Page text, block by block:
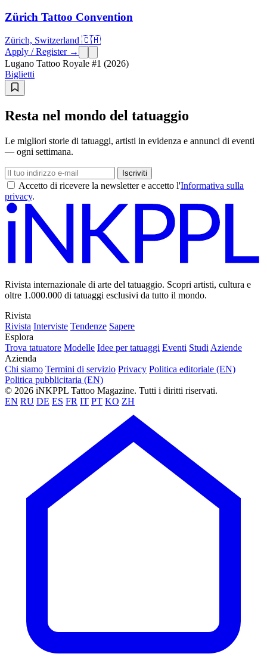
Zürich Tattoo Convention
Zürich, Switzerland 🇨🇭
Apply / Register →
Lugano Tattoo Royale #1 (2026)
Biglietti
Resta nel mondo del tatuaggio
Le migliori storie di tatuaggi, artisti in evidenza e annunci di eventi
— ogni settimana.
Iscriviti
Accetto di ricevere la newsletter e accetto l'Informativa sulla
privacy.
Rivista internazionale di arte del tatuaggio. Scopri artisti, cultura e
oltre 1.000.000 di tatuaggi esclusivi da tutto il mondo.
Rivista
Rivista Interviste Tendenze Sapere
Esplora
Trova tatuatore Modelle Idee per tatuaggi Eventi Studi Aziende
Azienda
Chi siamo Termini di servizio Privacy Politica editoriale (EN)
Politica pubblicitaria (EN)
© 2026 iNKPPL Tattoo Magazine. Tutti i diritti riservati.
EN RU DE ES FR IT PT KO ZH